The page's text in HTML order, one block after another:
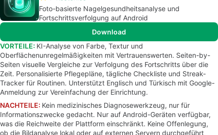
Foto-basierte Nagelgesundheitsanalyse und
Fortschrittsverfolgung auf Android
Download
VORTEILE: KI-Analyse von Farbe, Textur und
Oberflächenunregelmäßigkeiten mit Vertrauenswerten. Seiten-by-
Seiten visuelle Vergleiche zur Verfolgung des Fortschritts über die
Zeit. Personalisierte Pflegepläne, tägliche Checkliste und Streak-
Tracker für Routinen. Unterstützt Englisch und Türkisch mit Google-
Anmeldung zur Vereinfachung der Einrichtung.
NACHTEILE: Kein medizinisches Diagnosewerkzeug, nur für
Informationszwecke gedacht. Nur auf Android-Geräten verfügbar,
was die Reichweite der Plattform einschränkt. Keine Offenlegung,
ob die Bildanalyse lokal oder auf externen Servern durchgeführt